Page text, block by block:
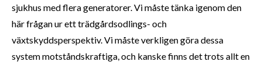
sjukhus med flera generatorer. Vi måste tänka igenom den
här frågan ur ett trädgårdsodlings- och
växtskyddsperspektiv. Vi måste verkligen göra dessa
system motståndskraftiga, och kanske finns det trots allt en